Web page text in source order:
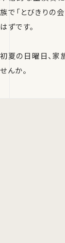
族で「とびきりの
はずです。
初夏の日曜日、家
せんか。